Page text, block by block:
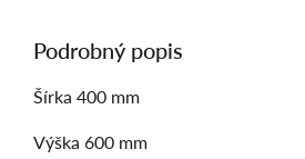
Podrobný popis
Šírka 400 mm
Výška 600 mm